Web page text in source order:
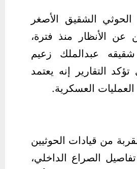
الشقيق الأصغر
عن الأنظار منذ فترة،
عبدالملك زعيم
التقارير إنه يعتمد
العسكرية.
من قيادات الحوثيين
الصراع الداخلي،